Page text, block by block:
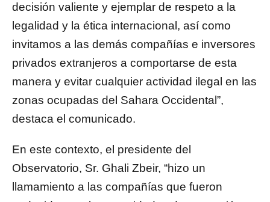
decisión valiente y ejemplar de respeto a la
legalidad y la ética internacional, así como
invitamos a las demás compañías e inversores
privados extranjeros a comportarse de esta
manera y evitar cualquier actividad ilegal en las
zonas ocupadas del Sahara Occidental”,
destaca el comunicado.
En este contexto, el presidente del
Observatorio, Sr. Ghali Zbeir, “hizo un
llamamiento a las compañías que fueron